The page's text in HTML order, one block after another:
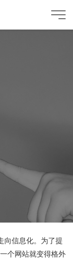
信息化。为了提
个网站就变得格外